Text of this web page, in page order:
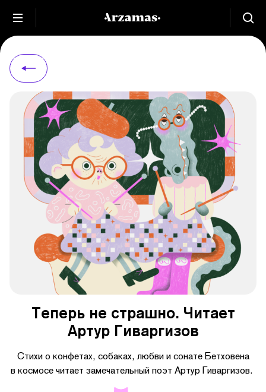
Теперь не страшно. Читает
Артур Гиваргизов
Стихи о конфетах, собаках, любви и сонате Бетховена
в космосе читает замечательный поэт Артур Гиваргизов.